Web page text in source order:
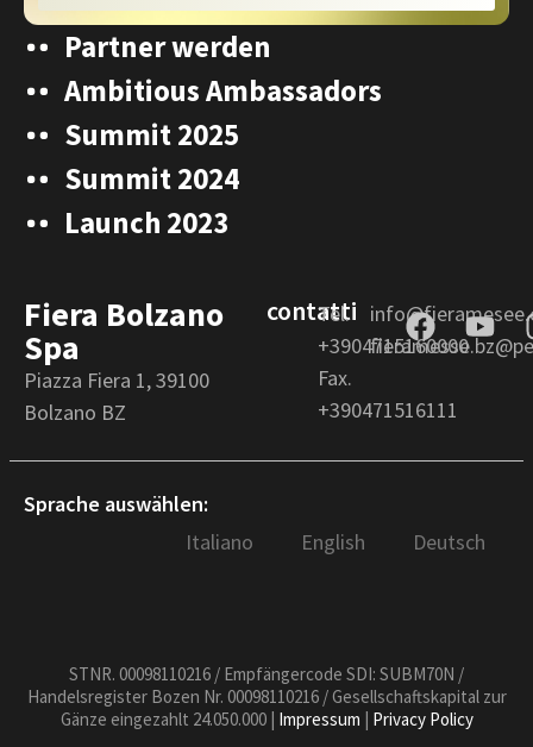
Partner werden
Ambitious Ambassadors
Summit 2025
Summit 2024
Launch 2023
Fiera Bolzano
Spa
Piazza Fiera 1, 39100
Bolzano BZ
contatti
Tel.
+3904715160000
Fax.
+390471516111
Sprache auswählen:
Italiano
English Deutsch
STNR. 00098110216 / Empfängercode SDI: SUBM70N /
Handelsregister Bozen Nr. 00098110216 / Gesellschaftskapital zur
Gänze eingezahlt 24.050.000 | Impressum | Privacy Policy